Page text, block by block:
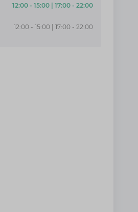
12:00 - 15:00 | 17:00 - 22:00
12:00 - 15:00 | 17:00 - 22:00